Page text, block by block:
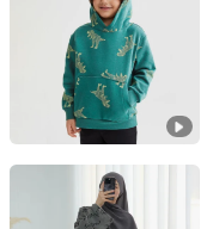
Fujian, China
Guanxian Jinfang